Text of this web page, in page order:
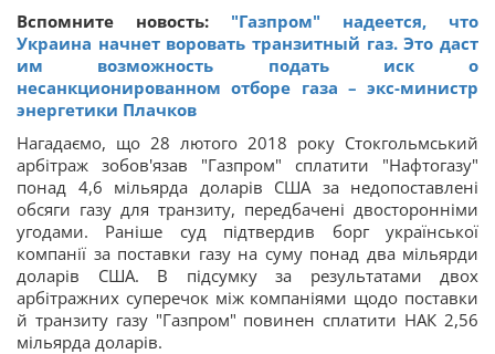
Вспомните новость: "Газпром" надеется, что
Украина начнет воровать транзитный газ. Это даст
им возможность подать иск о
несанкционированном отборе газа – экс-министр
энергетики Плачков
Нагадаємо, що 28 лютого 2018 року Стокгольмський
арбітраж зобов'язав "Газпром" сплатити "Нафтогазу"
понад 4,6 мільярда доларів США за недопоставлені
обсяги газу для транзиту, передбачені двосторонніми
угодами. Раніше суд підтвердив борг української
компанії за поставки газу на суму понад два мільярди
доларів США. В підсумку за результатами двох
арбітражних суперечок між компаніями щодо поставки
й транзиту газу "Газпром" повинен сплатити НАК 2,56
мільярда доларів.